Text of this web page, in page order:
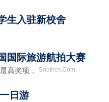
生入驻新校舍
国际旅游航拍大赛
高奖项， Southcn.Com
日游